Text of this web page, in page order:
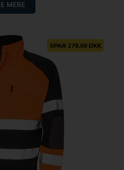
MERE
SPAR 278,00 DKK